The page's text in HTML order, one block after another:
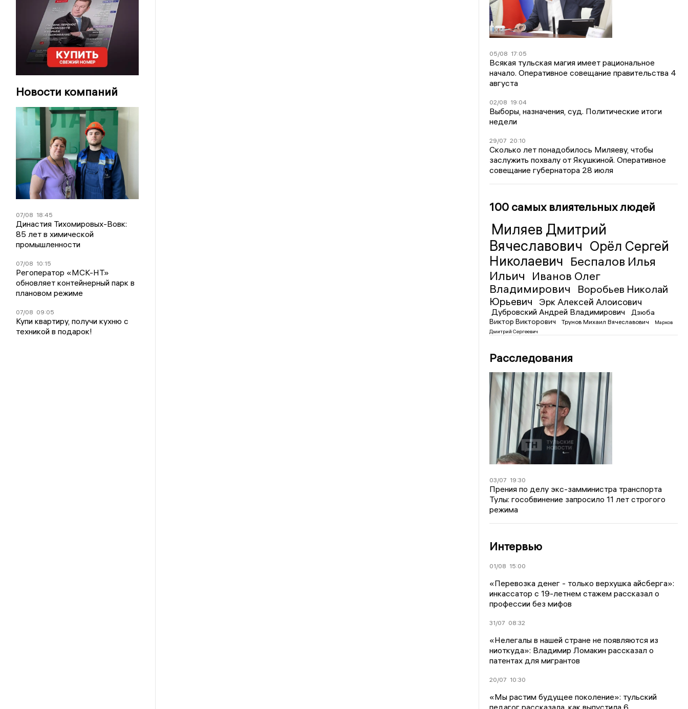
Новости компаний
07/08 18:45
Династия Тихомировых-Вовк:
85 лет в химической
промышленности
07/08 10:15
Регоператор «МСК-НТ»
обновляет контейнерный парк в
плановом режиме
07/08 09:05
Купи квартиру, получи кухню с
техникой в подарок!
05/08 17:05
Всякая тульская магия имеет рациональное
начало. Оперативное совещание правительства 4
августа
02/08 19:04
Выборы, назначения, суд. Политические итоги
недели
29/07 20:10
Сколько лет понадобилось Миляеву, чтобы
заслужить похвалу от Якушкиной. Оперативное
совещание губернатора 28 июля
100 самых влиятельных людей
Миляев Дмитрий
Вячеславович Орёл Сергей
Николаевич Беспалов Илья
Ильич
Иванов Олег
Владимирович
Воробьев Николай
Юрьевич
Эрк Алексей Алоисович
Дубровский Андрей Владимирович
Дзюба
Виктор Викторович
Трунов Михаил Вячеславович
Марков
Дмитрий Сергеевич
Расследования
03/07 19:30
Прения по делу экс-замминистра транспорта
Тулы: гособвинение запросило 11 лет строгого
режима
Интервью
01/08 15:00
«Перевозка денег - только верхушка айсберга»:
инкассатор с 19-летнем стажем рассказал о
профессии без мифов
31/07 08:32
«Нелегалы в нашей стране не появляются из
ниоткуда»: Владимир Ломакин рассказал о
патентах для мигрантов
20/07 10:30
«Мы растим будущее поколение»: тульский
педагог рассказала, как выпустила 6